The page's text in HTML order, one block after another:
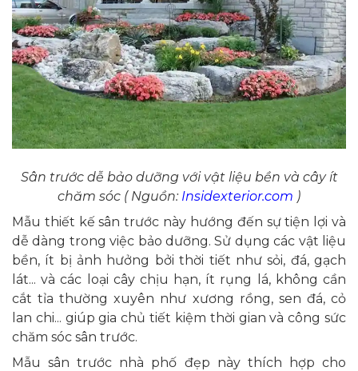
Sân trước dễ bảo dưỡng với vật liệu bền và cây ít
chăm sóc ( Nguồn: Insidexterior.com )
Mẫu thiết kế sân trước này hướng đến sự tiện lợi và
dễ dàng trong việc bảo dưỡng. Sử dụng các vật liệu
bền, ít bị ảnh hưởng bởi thời tiết như sỏi, đá, gạch
lát... và các loại cây chịu hạn, ít rụng lá, không cần
cắt tỉa thường xuyên như xương rồng, sen đá, cỏ
lan chi... giúp gia chủ tiết kiệm thời gian và công sức
chăm sóc sân trước.
Mẫu sân trước nhà phố đẹp này thích hợp cho